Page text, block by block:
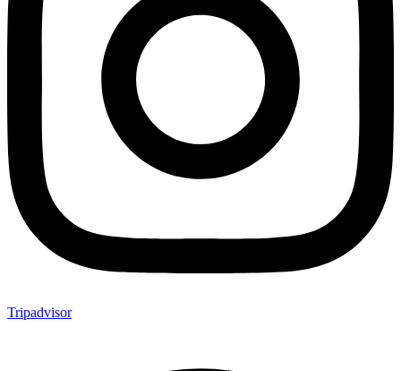
Tripadvisor